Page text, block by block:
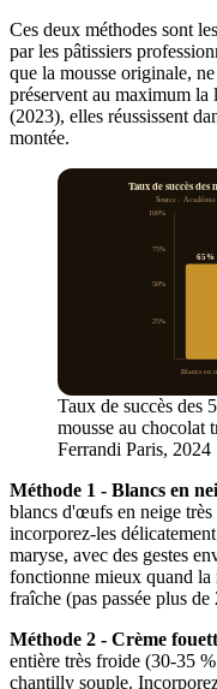
Ces deux méthodes sont
par les pâtissiers
que la mousse originale,
préservent au maximum la
(2023), elles réussissent
montée.
Taux de succès
Source :
100%
75%
50%
25%
65%
Blancs en
Taux de succès des
mousse au
Ferrandi Paris, 2024
Méthode 1 - Blancs en
blancs d'œufs en neige
incorporez-les
maryse, avec des gestes
fonctionne mieux quand la
fraîche (pas passée plus
Méthode 2 - Crème
entière très froide (30-35
chantilly souple.